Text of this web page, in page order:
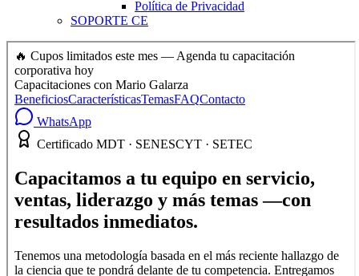
Política de Privacidad
SOPORTE CE